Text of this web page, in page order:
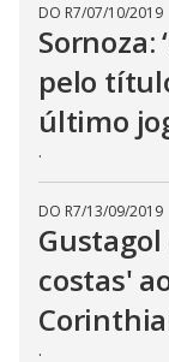
DO R7/07/10/2019
Sornoza:
pelo
último
.
DO R7/13/09/2019
costas'
.